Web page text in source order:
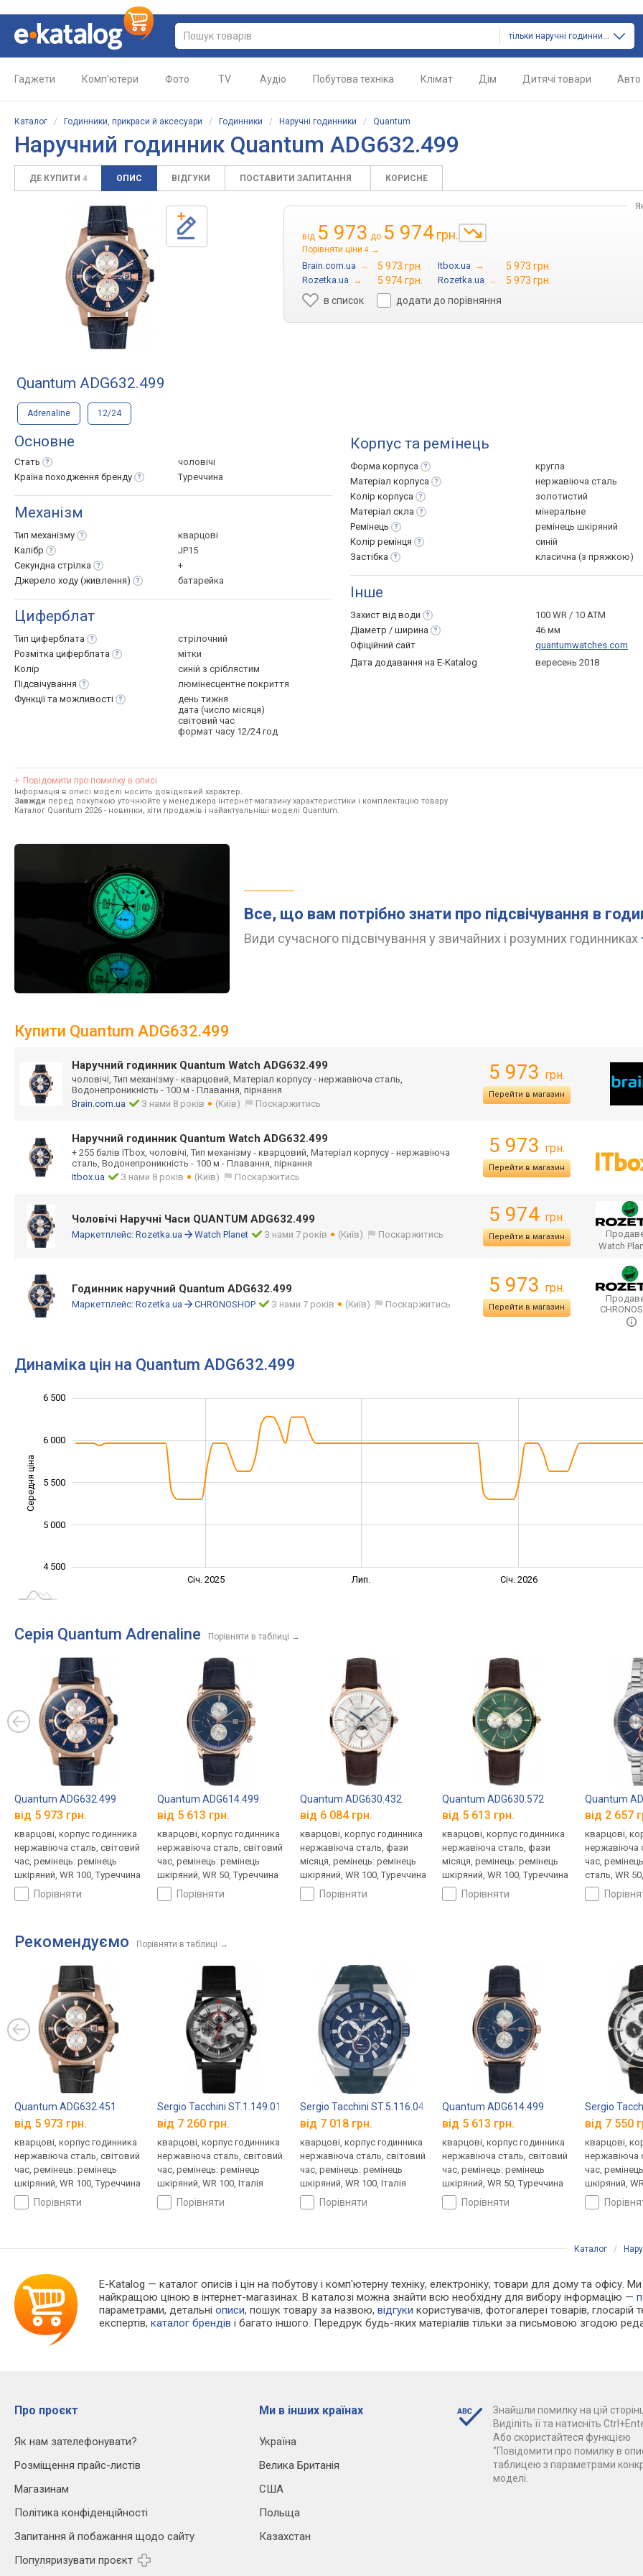
тільки наручні годинники
Гаджети Комп'ютери Фото TV Аудіо Побутова техніка Клімат Дім Дитячі товари Авто
Каталог / Годинники, прикраси й аксесуари / Годинники / Наручні годинники / Quantum
Наручний годинник Quantum ADG632.499
ДЕ КУПИТИ 4 ОПИС ВІДГУКИ ПОСТАВИТИ ЗАПИТАННЯ КОРИСНЕ
від 5 973 до 5 974грн.
Порівняти ціни 4 →
Brain.com.ua → 5 973 грн. Itbox.ua → 5 973 грн.
Rozetka.ua → 5 974 грн. Rozetka.ua →
5 973 грн.
в список
додати до порівняння
Quantum ADG632.499
Adrenaline 12/24
Основне
Стать
чоловічі
Країна походження бренду Туреччина
Механізм
Тип механізму
кварцові
Калібр
JP15
Секундна стрілка
+
Джерело ходу (живлення) батарейка
Циферблат
Тип циферблата
стрілочний
Розмітка циферблата
мітки
Колір
синій з сріблястим
Підсвічування
люмінесцентне покриття
Функції та можливості
день тижня
дата (число місяця)
світовий час
формат часу 12/24 год
Корпус та ремінець
Форма корпуса
кругла
Матеріал корпуса
нержавіюча сталь
Колір корпуса
золотистий
Матеріал скла
мінеральне
Ремінець
ремінець шкіряний
Колір ремінця
синій
Застібка
класична (з пряжкою)
Інше
Захист від води
100 WR / 10 ATM
Діаметр / ширина
46 мм
Офіційний сайт
quantumwatches.com
Дата додавання на E-Katalog
вересень 2018
Повідомити про помилку в описі
Інформація в описі моделі носить довідковий характер.
Завжди перед покупкою уточнюйте у менеджера інтернет-магазину характеристики і комплектацію товару
Каталог Quantum 2026 - новинки, хіти продажів і найактуальніші моделі Quantum.
Все, що вам потрібно знати про підсвічування в
Види сучасного підсвічування у звичайних і розумних годинниках
Купити Quantum ADG632.499
Наручний годинник Quantum Watch ADG632.499
чоловічі, Тип механізму - кварцовий, Матеріал корпусу - нержавіюча сталь,
Водонепроникність - 100 м - Плавання, пірнання
Brain.com.ua
З нами 8 років (Київ) Поскаржитись
5 973 грн.
Перейти в магазин
Наручний годинник Quantum Watch ADG632.499
+ 255 балів ITbox, чоловічі, Тип механізму - кварцовий, Матеріал корпусу - нержавіюча
сталь, Водонепроникність - 100 м - Плавання, пірнання
Itbox.ua
З нами 8 років (Київ) Поскаржитись
5 973 грн.
Перейти в магазин
Чоловічі Наручні Часи QUANTUM ADG632.499
Маркетплейс: Rozetka.ua Watch Planet З нами 7 років (Київ) Поскаржитись
5 974 грн.
Перейти в магазин
Watch
Годинник наручний Quantum ADG632.499
Маркетплейс: Rozetka.ua CHRONOSHOP З нами 7 років (Київ) Поскаржитись
5 973 грн.
Перейти в магазин
Динаміка цін на Quantum ADG632.499
Середня ціна 4 800
5 000
6 500
6 000
5 500
4 500
Січ. 2025 Лип. Січ. 2026
Серія Quantum Adrenaline Порівняти в таблиці →
Quantum ADG632.499
від 5 973 грн.
кварцові, корпус годинника
нержавіюча сталь, світовий
час, ремінець: ремінець
шкіряний, WR 100, Туреччина
порівняти
Quantum ADG614.499
від 5 613 грн.
кварцові, корпус годинника
нержавіюча сталь, світовий
час, ремінець: ремінець
шкіряний, WR 50, Туреччина
порівняти
Quantum ADG630.432
від 6 084 грн.
кварцові, корпус годинника
нержавіюча сталь, фази
місяця, ремінець: ремінець
шкіряний, WR 100, Туреччина
порівняти
Quantum ADG630.572
від 5 613 грн.
кварцові, корпус годинника
нержавіюча сталь, фази
місяця, ремінець: ремінець
шкіряний, WR 100, Туреччина
порівняти
Quantum
від 2 657
кварцові,
нержавіюча
час,
сталь, WR
Рекомендуємо Порівняти в таблиці →
Quantum ADG632.451
від 5 973 грн.
кварцові, корпус годинника
нержавіюча сталь, світовий
час, ремінець: ремінець
шкіряний, WR 100, Туреччина
порівняти
Sergio Tacchini ST.1.149.01
від 7 260 грн.
кварцові, корпус годинника
нержавіюча сталь, світовий
час, ремінець: ремінець
шкіряний, WR 100, Італія
порівняти
Sergio Tacchini ST.5.116.04
від 7 018 грн.
кварцові, корпус годинника
нержавіюча сталь, світовий
час, ремінець: ремінець
шкіряний, WR 100, Італія
порівняти
Quantum ADG614.499
від 5 613 грн.
кварцові, корпус годинника
нержавіюча сталь, світовий
час, ремінець: ремінець
шкіряний, WR 50, Туреччина
порівняти
Sergio
від 7 550
кварцові,
нержавіюча
час,
шкіряний,
Каталог /
E-Katalog — каталог описів і цін на побутову і комп'ютерну техніку, електроніку, товари для дому та офісу.
найкращою ціною в інтернет-магазинах. В каталозі можна знайти всю необхідну для вибору інформацію —
параметрами, детальніописи, пошук товару за назвою,відгуки користувачів, фотогалереї товарів, глосарій
експертів,каталог брендів і багато іншого. Передрук будь-яких матеріалів тільки за письмовою згодою
Про проєкт
Як нам зателефонувати?
Розміщення прайс-листів
Магазинам
Політика конфіденційності
Запитання й побажання щодо сайту
Популяризувати проєкт
Ми в інших країнах
Україна
Велика Британія
США
Польща
Казахстан
Знайшли помилку на цій
Виділіть її та натисніть
Або скористайтеся функцією
"Повідомити про помилку в
таблицею з параметрами
моделі.